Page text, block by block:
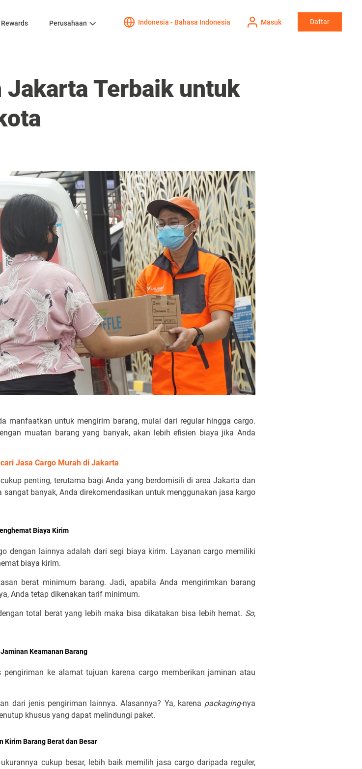
Rewards Perusahaan Indonesia - Bahasa Indonesia Masuk Daftar
Jakarta Terbaik untuk
manfaatkan untuk mengirim barang, mulai dari regular hingga cargo.
muatan barang yang banyak, akan lebih efisien biaya jika Anda
Jasa Cargo Murah di Jakarta
penting, terutama bagi Anda yang berdomisili di area Jakarta dan
banyak, Anda direkomendasikan untuk menggunakan jasa kargo
Biaya Kirim
dengan lainnya adalah dari segi biaya kirim. Layanan cargo memiliki
biaya kirim.
berat minimum barang. Jadi, apabila Anda mengirimkan barang
Anda tetap dikenakan tarif minimum.
total berat yang lebih maka bisa dikatakan bisa lebih hemat. So,
Keamanan Barang
ke alamat tujuan karena cargo memberikan jaminan atau
dari jenis pengiriman lainnya. Alasannya? Ya, karena packaging-nya
khusus yang dapat melindungi paket.
Kirim Barang Berat dan Besar
cukup besar, lebih baik memilih jasa cargo daripada reguler,